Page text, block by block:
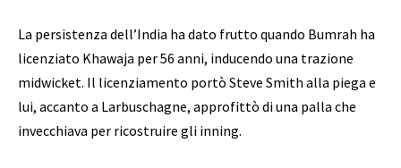
La persistenza dell’India ha dato frutto quando Bumrah ha
licenziato Khawaja per 56 anni, inducendo una trazione
midwicket. Il licenziamento portò Steve Smith alla piega e
lui, accanto a Larbuschagne, approfittò di una palla che
invecchiava per ricostruire gli inning.